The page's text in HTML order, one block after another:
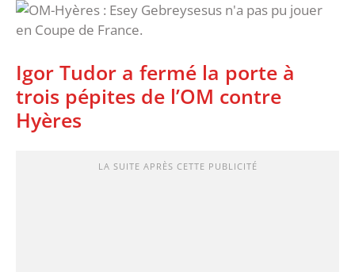
Igor Tudor a fermé la porte à
trois pépites de l’OM contre
Hyères
LA SUITE APRÈS CETTE PUBLICITÉ